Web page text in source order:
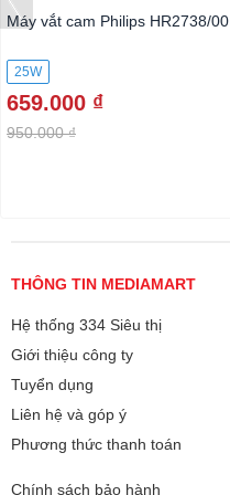
Máy vắt cam Philips HR2738/00
25W
659.000 ₫
950.000 ₫
THÔNG TIN MEDIAMART
Hệ thống 334 Siêu thị
Giới thiệu công ty
Tuyển dụng
Liên hệ và góp ý
Phương thức thanh toán
Chính sách bảo hành